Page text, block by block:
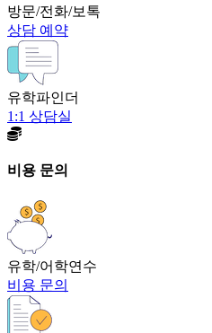
방문/전화/보톡
상담 예약
유학파인더
1:1 상담실
비용 문의
유학/어학연수
비용 문의